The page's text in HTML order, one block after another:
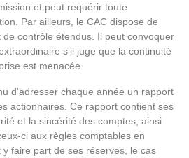
et peut requérir toute
Par ailleurs, le CAC dispose de
contrôle étendus. Il peut convoquer
s'il juge que la continuité
est menacée.
d'adresser chaque année un rapport
actionnaires. Ce rapport contient ses
et la sincérité des comptes, ainsi
ci aux règles comptables en
faire part de ses réserves, le cas